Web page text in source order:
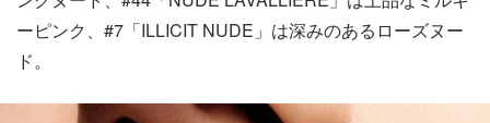
ーピンク、#7「ILLICIT NUDE」は深みのあるローズヌー
ド。